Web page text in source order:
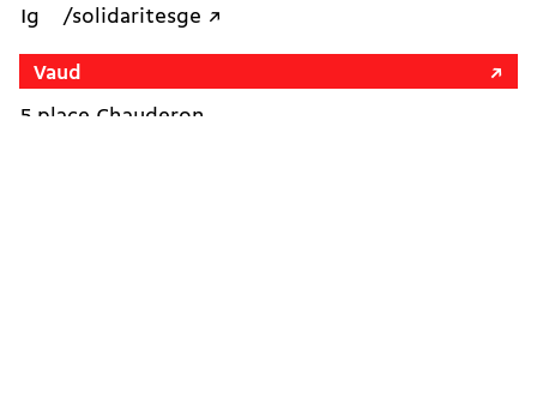
Ig
/solidaritesge ↗︎
Vaud
5 place Chauderon